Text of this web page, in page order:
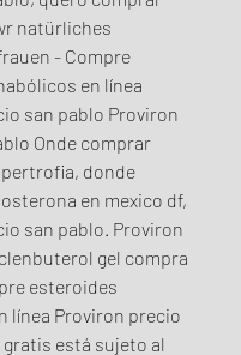
natürliches
- Compre
en línea
san pablo Proviron
Onde comprar
donde
en mexico df,
san pablo. Proviron
gel compra
esteroides
línea Proviron precio
gratis está sujeto al